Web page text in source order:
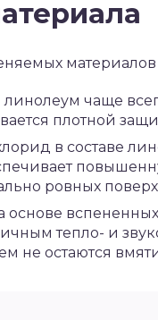
линолеум чаще
плотной
в составе
ровных
тепло- и
не остаются